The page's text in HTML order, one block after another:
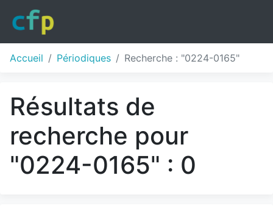
Accueil Périodiques Recherche : "0224-0165"
Résultats de
recherche pour
"0224-0165" : 0